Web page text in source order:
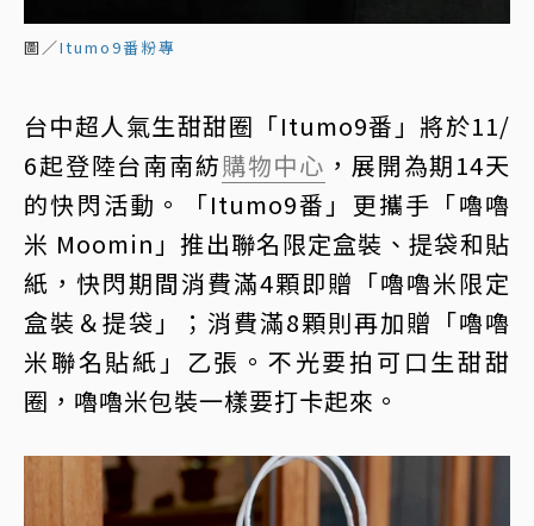
圖／Itumo9番粉專
台中超人氣生甜甜圈「Itumo9番」將於11/
6起登陸台南南紡購物中心 ，展開為期14天
的快閃活動。「Itumo9番」更攜手「嚕嚕
米 Moomin」推出聯名限定盒裝、提袋和貼
紙，快閃期間消費滿4顆即贈「嚕嚕米限定
盒裝＆提袋」；消費滿8顆則再加贈「嚕嚕
米聯名貼紙」乙張。不光要拍可口生甜甜
圈，嚕嚕米包裝一樣要打卡起來。